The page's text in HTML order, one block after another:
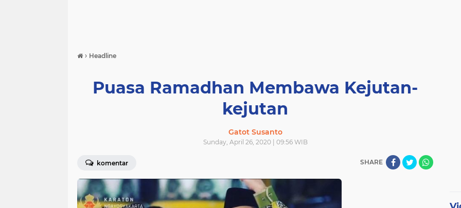
› Headline
Puasa Ramadhan Membawa Kejutan-
kejutan
Gatot Susanto
Sunday, April 26, 2020 | 09:56 WIB
komentar SHARE